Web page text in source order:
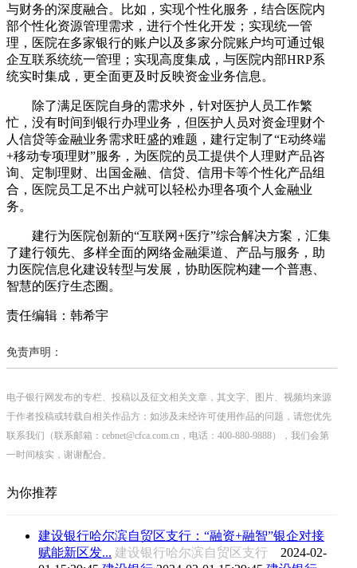
与财务的深度融合。比如，实现个性化服务，结合医院内
部个性化资源管理需求，进行个性化开发；实现统一管
理，医院在多家银行的账户以及多家分院账户均可通过银
企互联系统统一管理；实现高度集成，与医院内部HRP系
统实时集成，更全面更及时反映资金业务信息。
除了满足医院自身的需求外，针对医护人员工作繁
忙，没有时间到银行办理业务，但医护人员对资金理财个
人信贷等金融业务需求旺盛的难题，建行定制了“E动终端
+移动专项理财”服务，为医院的员工提供个人理财产品咨
询、定制理财、出国金融、信贷、信用卡等个性化产品组
合，医院员工足不出户就可以轻松办理各项个人金融业
务。
建行为医院创新的“互联网+医疗”综合解决方案，汇集
了建行领先、多样全面的网络金融渠道、产品与服务，助
力医院信息化建设转型与发展，协助医院构建一个普惠、
智慧的医疗生态圈。
责任编辑：韩希宇
免责声明：
电子银行网发布的专栏、投稿以及征文相关文章，其文字、图片、视频均来源
于作者投稿或转载自相关作品方；如涉及未经许可使用作品的问题，请您优先
联系我们（联系邮箱：cebnet@cfca.com.cn，电话：400-880-9888），我们会第
一时间核实，谢谢配合。
为你推荐
建设银行哈尔滨自贸区支行：“融资+融智”银企对接
赋能新区发... 建设银行哈尔滨自贸区支行 2024-02-